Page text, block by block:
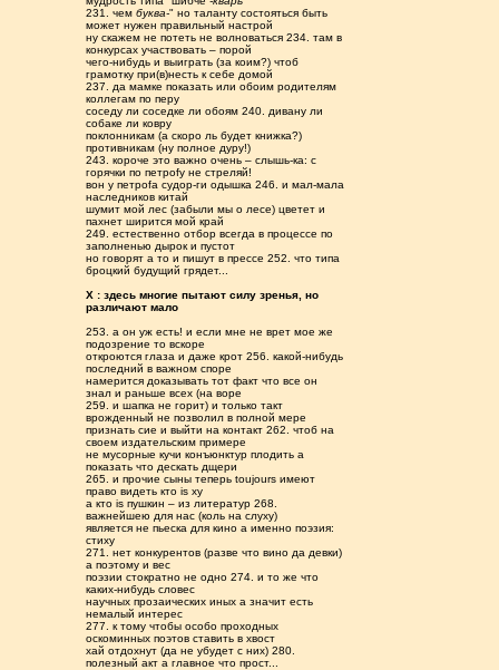
231. чембуква-" но таланту состояться быть
может нужен правильный настрой
ну скажем не потеть не волноваться 234. там в
конкурсах участвовать – порой
чего-нибудь и выиграть (за коим?) чтоб
грамотку при(в)несть к себе домой
237. да мамке показать или обоим родителям
коллегам по перу
соседу ли соседке ли обоям 240. дивану ли
собаке ли ковру
поклонникам (а скоро ль будет книжка?)
противникам (ну полное дуру!)
243. короче это важно очень – слышь-ка: с
горячки по петроfу не стреляй!
вон у петроfа судор-ги одышка 246. и мал-мала
наследников китай
шумит мой лес (забыли мы о лесе) цветет и
пахнет ширится мой край
249. естественно отбор всегда в процессе по
заполненью дырок и пустот
но говорят а то и пишут в прессе 252. что типа
броцкий будущий грядет...
X : здесь многие пытают силу зренья, но
различают мало
253. а он уж есть! и если мне не врет мое же
подозрение то вскоре
откроются глаза и даже крот 256. какой-нибудь
последний в важном споре
намерится доказывать тот факт что все он
знал и раньше всех (на воре
259. и шапка не горит) и только такт
врожденный не позволил в полной мере
признать сие и выйти на контакт 262. чтоб на
своем издательским примере
не мусорные кучи конъюнктур плодить а
показать что дескать дщери
265. и прочие сыны теперь toujours имеют
право видеть кто is ху
а кто is пушкин – из литератур 268.
важнейшею для нас (коль на слуху)
является не пьеска для кино а именно поэзия:
стиху
271. нет конкурентов (разве что вино да девки)
а поэтому и вес
поэзии стократно не одно 274. и то же что
каких-нибудь словес
научных прозаических иных а значит есть
немалый интерес
277. к тому чтобы особо проходных
оскоминных поэтов ставить в хвост
хай отдохнут (да не убудет с них) 280.
полезный акт а главное что прост...